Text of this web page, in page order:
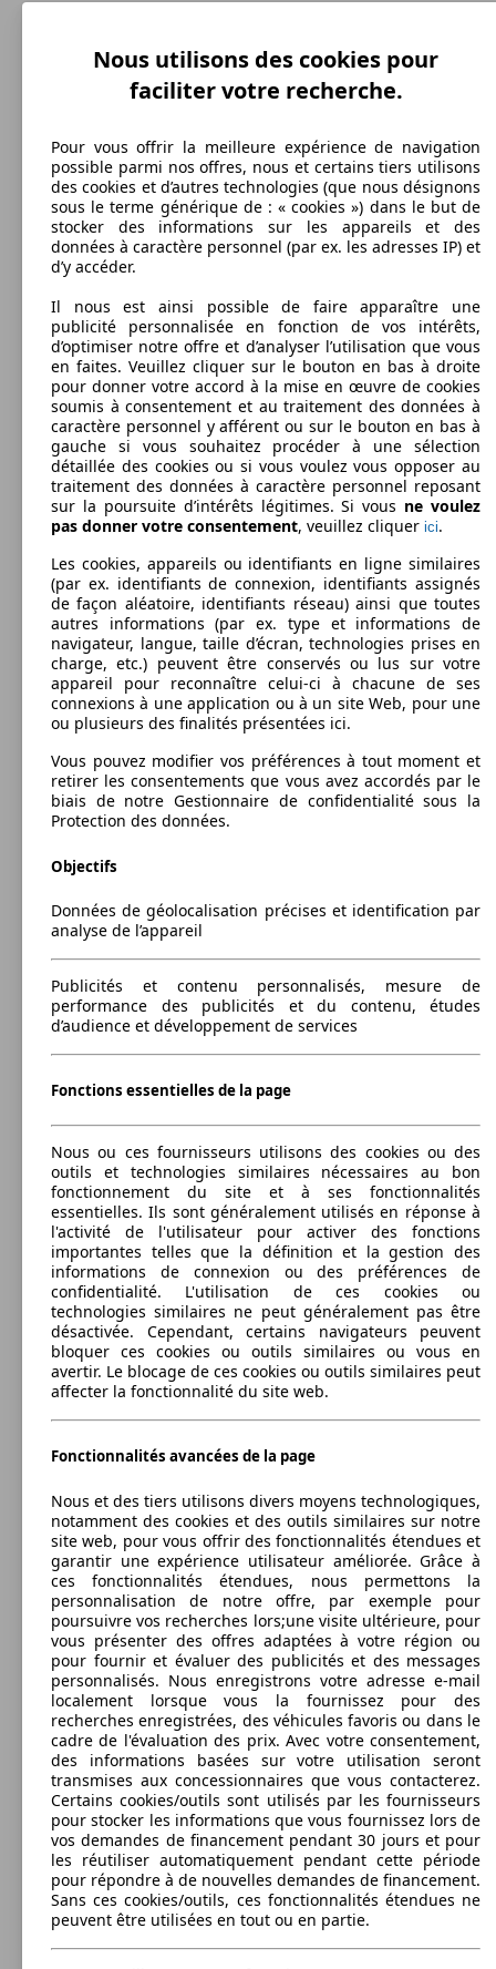
Primastar Avantour L1H1 2t7 2.0 dCi 90 FAP
66 KW
Primastar Avantour L1H1 2t7 2.5 dCi 150
Primastar Avantour L1H1 2t7 2.5 dCi 150 FAP
107 KW
(146 PS)
Ø
l/
Primastar Combi L1H1 2t7 2.0 dCi 115
84 KW
(115 PS)
Ø
l/
Primastar Combi L1H1 2t7 2.0 dCi 115
Ecoleader
84 KW
(115 PS)
Ø
l/
Primastar Combi L1H1 2t7 2.0 dCi 115 FAP
84 KW
(115 PS)
Ø
Primastar Combi L1H1 2t7 2.0 dCi 115 FAP
Euro 5
84 KW
(115 PS)
Ø
l/
Primastar Combi L1H1 2t7 2.0 dCi 90
Primastar Combi L1H1 2t7 2.0 dCi 90 FAP
(90 PS)
l/
Primastar Combi L1H1 2t7 2.0 dCi 90 FAP
Euro 5
66 KW
(90 PS)
Ø
l/
Primastar Combi L1H1 2t7 2.5 dCi 150
107 KW Ø
Primastar Combi L1H1 2t7 2.5 dCi 150 FAP
107 KW
(146 PS)
Ø
l/
Primastar Combi L1H1 2t9 2.0 dCi 115
84 KW
(115 PS)
Ø
l/
Primastar Combi L1H1 2t9 2.0 dCi 115 FAP
84 KW
Ø
Afficher les variantes
Utilitaire
Diesel
Model Version
Leistung
(115 PS)
l/
84 KW
Ø
PRIMASTAR L1H1 2t7 2.0 dCi 115 FAP
EURO5
84 KW
(115 PS)
Ø
l/
PRIMASTAR L1H1 2t7 2.0 dCi 90
PRIMASTAR L1H1 2t7 2.0 dCi 90 FAP
66 KW
(90 PS)
Ø
l/
PRIMASTAR L1H1 2t7 2.0 dCi 90 FAP
EURO5
66 KW
(90 PS)
Ø
l/
PRIMASTAR L1H1 2t7 2.5 dCi 150
(150 PS)
2006 - 2010Nissan PRIMASTAR AVANTOUR (09/2006-07/2010)
Dim. (L/l/h):
à partir de 4782 x 1904 x 1947 mm
Puissance:
84 - 110 KW (115 - 150 PS)
Portes:
5
Sièges:
8 - 9
Capacité de remorquage:
650 - 2000 kg
Afficher les variantes
Autres
Diesel
Model Version
Primastar Avantour L1H1 2t7 2.0 dCi 115
84 KW
(115 PS)
Ø
l/
Primastar Avantour L1H1 2t7 2.5 dCi 150
110 KW
(150 PS)
Ø
l/
2006 - 2010Nissan PRIMASTAR COMBI (09/2006-07/2010)
Dim. (L/l/h):
à partir de 4782 x 1904 x 1942 mm
Puissance:
66 - 110 KW (90 - 150 PS)
Portes:
Sièges:
Coffre:
Capacité de remorquage:
750 - 2000 kg
Afficher les variantes
Nous utilisons des cookies pour
faciliter votre recherche.
Pour vous offrir la meilleure expérience de navigation
possible parmi nos offres, nous et certains tiers utilisons
des cookies et d’autres technologies (que nous désignons
sous le terme générique de : « cookies ») dans le but de
stocker des informations sur les appareils et des
données à caractère personnel (par ex. les adresses IP) et
d’y accéder.
Il nous est ainsi possible de faire apparaître une
publicité personnalisée en fonction de vos intérêts,
d’optimiser notre offre et d’analyser l’utilisation que vous
en faites. Veuillez cliquer sur le bouton en bas à droite
pour donner votre accord à la mise en œuvre de cookies
soumis à consentement et au traitement des données à
caractère personnel y afférent ou sur le bouton en bas à
gauche si vous souhaitez procéder à une sélection
détaillée des cookies ou si vous voulez vous opposer au
traitement des données à caractère personnel reposant
sur la poursuite d’intérêts légitimes. Si vous ne voulez
pas donner votre consentement, veuillez cliquer ici.
Les cookies, appareils ou identifiants en ligne similaires
(par ex. identifiants de connexion, identifiants assignés
de façon aléatoire, identifiants réseau) ainsi que toutes
autres informations (par ex. type et informations de
navigateur, langue, taille d’écran, technologies prises en
charge, etc.) peuvent être conservés ou lus sur votre
appareil pour reconnaître celui-ci à chacune de ses
connexions à une application ou à un site Web, pour une
ou plusieurs des finalités présentées ici.
Vous pouvez modifier vos préférences à tout moment et
retirer les consentements que vous avez accordés par le
biais de notre Gestionnaire de confidentialité sous la
Protection des données.
Objectifs
Données de géolocalisation précises et identification par
analyse de l’appareil
Publicités et contenu personnalisés, mesure de
performance des publicités et du contenu, études
d’audience et développement de services
Fonctions essentielles de la page
Nous ou ces fournisseurs utilisons des cookies ou des
outils et technologies similaires nécessaires au bon
fonctionnement du site et à ses fonctionnalités
essentielles. Ils sont généralement utilisés en réponse à
l'activité de l'utilisateur pour activer des fonctions
importantes telles que la définition et la gestion des
informations de connexion ou des préférences de
confidentialité. L'utilisation de ces cookies ou
technologies similaires ne peut généralement pas être
désactivée. Cependant, certains navigateurs peuvent
bloquer ces cookies ou outils similaires ou vous en
avertir. Le blocage de ces cookies ou outils similaires peut
affecter la fonctionnalité du site web.
Fonctionnalités avancées de la page
Nous et des tiers utilisons divers moyens technologiques,
notamment des cookies et des outils similaires sur notre
site web, pour vous offrir des fonctionnalités étendues et
garantir une expérience utilisateur améliorée. Grâce à
ces fonctionnalités étendues, nous permettons la
personnalisation de notre offre, par exemple pour
poursuivre vos recherches lors;une visite ultérieure, pour
vous présenter des offres adaptées à votre région ou
pour fournir et évaluer des publicités et des messages
personnalisés. Nous enregistrons votre adresse e-mail
localement lorsque vous la fournissez pour des
recherches enregistrées, des véhicules favoris ou dans le
cadre de l'évaluation des prix. Avec votre consentement,
des informations basées sur votre utilisation seront
transmises aux concessionnaires que vous contacterez.
Certains cookies/outils sont utilisés par les fournisseurs
pour stocker les informations que vous fournissez lors de
vos demandes de financement pendant 30 jours et pour
les réutiliser automatiquement pendant cette période
pour répondre à de nouvelles demandes de financement.
Sans ces cookies/outils, ces fonctionnalités étendues ne
peuvent être utilisées en tout ou en partie.